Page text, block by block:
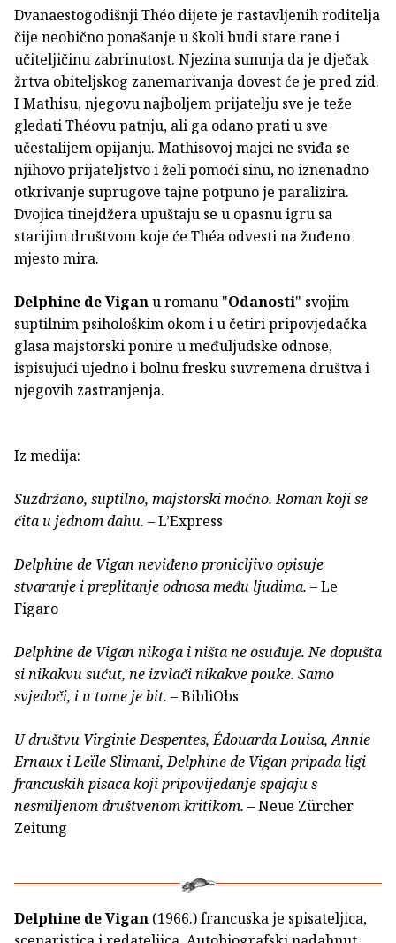
Dvanaestogodišnji Théo dijete je rastavljenih roditelja
čije neobično ponašanje u školi budi stare rane i
učiteljičinu zabrinutost. Njezina sumnja da je dječak
žrtva obiteljskog zanemarivanja dovest će je pred zid.
I Mathisu, njegovu najboljem prijatelju sve je teže
gledati Théovu patnju, ali ga odano prati u sve
učestalijem opijanju. Mathisovoj majci ne sviđa se
njihovo prijateljstvo i želi pomoći sinu, no iznenadno
otkrivanje suprugove tajne potpuno je paralizira.
Dvojica tinejdžera upuštaju se u opasnu igru sa
starijim društvom koje će Théa odvesti na žuđeno
mjesto mira.
Delphine de Viganu romanu "Odanosti" svojim
suptilnim psihološkim okom i u četiri pripovjedačka
glasa majstorski ponire u međuljudske odnose,
ispisujući ujedno i bolnu fresku suvremena društva i
njegovih zastranjenja.
Iz medija:
Suzdržano, suptilno, majstorski moćno. Roman koji se
čita u jednom dahu. – L’Express
Delphine de Vigan neviđeno pronicljivo opisuje
stvaranje i preplitanje odnosa među ljudima. – Le
Figaro
Delphine de Vigan nikoga i ništa ne osuđuje. Ne dopušta
si nikakvu sućut, ne izvlači nikakve pouke. Samo
svjedoči, i u tome je bit. – BibliObs
U društvu Virginie Despentes, Édouarda Louisa, Annie
Ernaux i Leïle Slimani, Delphine de Vigan pripada ligi
francuskih pisaca koji pripovijedanje spajaju s
nesmiljenom društvenom kritikom. – Neue Zürcher
Zeitung
Delphine de Vigan (1966.) francuska je spisateljica,